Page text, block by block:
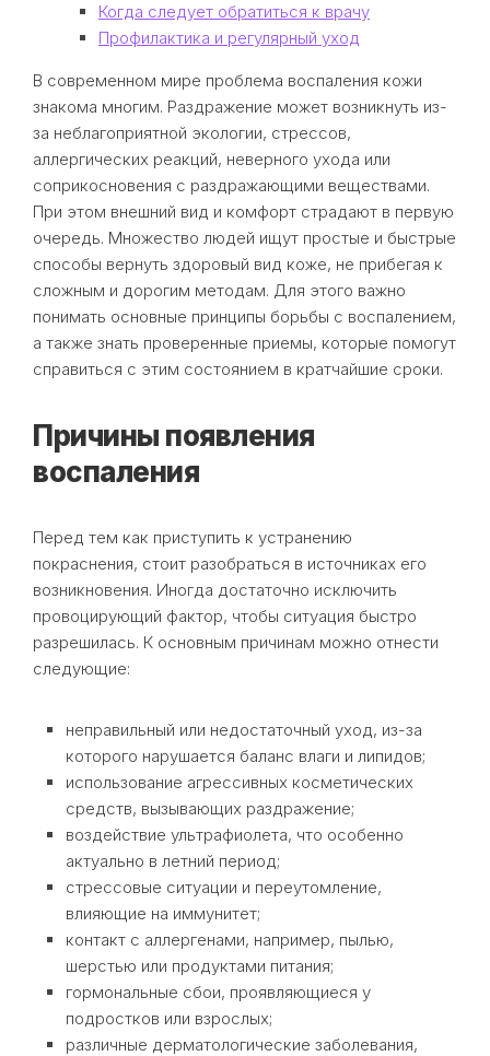
Когда следует обратиться к врачу
Профилактика и регулярный уход
В современном мире проблема воспаления кожи
знакома многим. Раздражение может возникнуть из-
за неблагоприятной экологии, стрессов,
аллергических реакций, неверного ухода или
соприкосновения с раздражающими веществами.
При этом внешний вид и комфорт страдают в первую
очередь. Множество людей ищут простые и быстрые
способы вернуть здоровый вид коже, не прибегая к
сложным и дорогим методам. Для этого важно
понимать основные принципы борьбы с воспалением,
а также знать проверенные приемы, которые помогут
справиться с этим состоянием в кратчайшие сроки.
Причины появления
воспаления
Перед тем как приступить к устранению
покраснения, стоит разобраться в источниках его
возникновения. Иногда достаточно исключить
провоцирующий фактор, чтобы ситуация быстро
разрешилась. К основным причинам можно отнести
следующие:
неправильный или недостаточный уход, из-за
которого нарушается баланс влаги и липидов;
использование агрессивных косметических
средств, вызывающих раздражение;
воздействие ультрафиолета, что особенно
актуально в летний период;
стрессовые ситуации и переутомление,
влияющие на иммунитет;
контакт с аллергенами, например, пылью,
шерстью или продуктами питания;
гормональные сбои, проявляющиеся у
подростков или взрослых;
различные дерматологические заболевания,